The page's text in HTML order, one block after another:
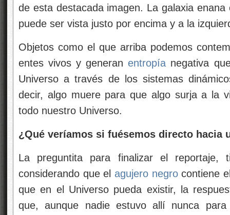
de esta destacada imagen. La galaxia
puede ser vista justo por encima y a la
Objetos como el que arriba podemos
entes vivos y generanentropía negativa
Universo a través de los sistemas
decir, algo muere para que algo surja a la
todo nuestro Universo.
¿Qué veríamos si fuésemos directo hacia
La preguntita para finalizar el reportaje,
considerando que el agujero negrocontiene
que en el Universo pueda existir, la
que, aunque nadie estuvo allí nunca